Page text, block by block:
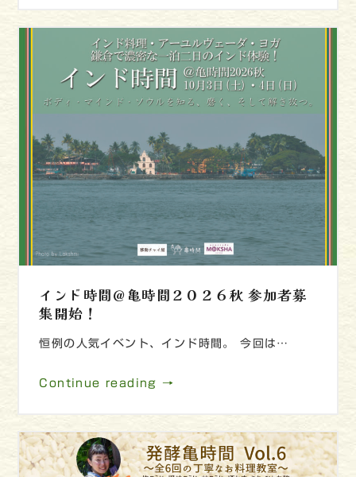
インド時間＠亀時間２０２６秋 参加者募
集開始！
恒例の人気イベント、インド時間。 今回は…
Continue reading →